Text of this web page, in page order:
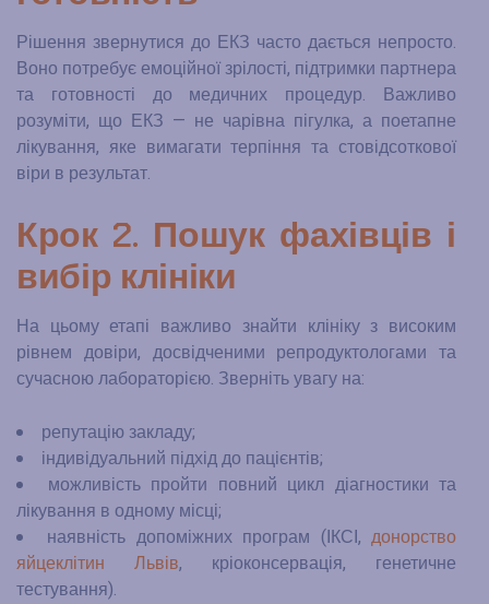
Рішення звернутися до ЕКЗ часто дається непросто.
Воно потребує емоційної зрілості, підтримки партнера
та готовності до медичних процедур. Важливо
розуміти, що ЕКЗ — не чарівна пігулка, а поетапне
лікування, яке вимагати терпіння та стовідсоткової
віри в результат.
Крок 2. Пошук фахівців і
вибір клініки
На цьому етапі важливо знайти клініку з високим
рівнем довіри, досвідченими репродуктологами та
сучасною лабораторією. Зверніть увагу на:
репутацію закладу;
індивідуальний підхід до пацієнтів;
можливість пройти повний цикл діагностики та
лікування в одному місці;
наявність допоміжних програм (ІКСІ,донорство
яйцеклітин Львів, кріоконсервація, генетичне
тестування).